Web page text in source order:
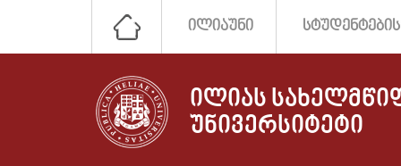
ᲘᲚᲘᲐᲣᲜᲘ
ᲘᲚᲘᲐᲡ
ᲣᲜᲘᲕᲔᲠᲡᲘᲢᲔᲢᲘ